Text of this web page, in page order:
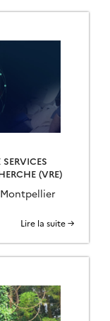
(VRE)
Lire la suite →